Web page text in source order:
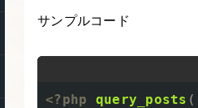
サンプルコード
<?php query_posts (